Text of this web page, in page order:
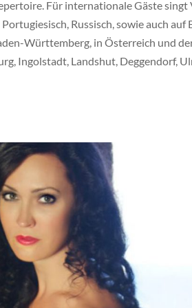
Für internationale Gäste singt
Russisch, sowie auch auf
Württemberg, in Österreich und
Ingolstadt, Landshut, Deggendorf,